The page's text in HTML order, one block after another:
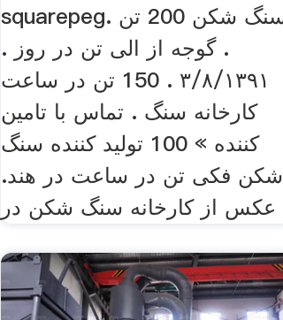
squarepeg. سنگ شکن 200 تن
. گوجه از الی تن در روز .
٣/٨/١٣٩١ . 150 تن در ساعت
کارخانه سنگ . تماس با تامین
کننده » 100 تولید کننده سنگ
شکن فکی تن در ساعت در هند.